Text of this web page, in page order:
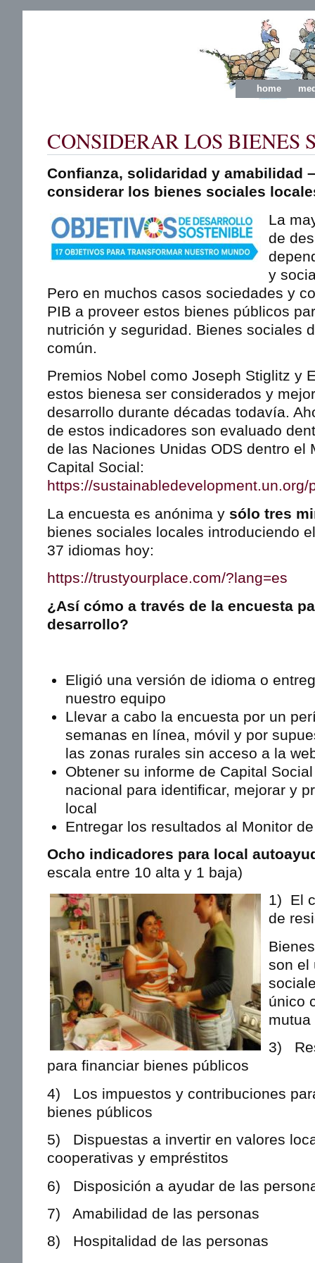
home
CONSIDERAR LOS BIENES
Confianza, solidaridad y amabilidad
considerar los bienes sociales
La
de
y
Pero en muchos casos sociedades y
PIB a proveer estos bienes públicos
nutrición y seguridad. Bienes sociales
común.
Premios Nobel como Joseph Stiglitz y
estos bienesa ser considerados y
desarrollo durante décadas todavía.
de estos indicadores son evaluado
de las Naciones Unidas ODS dentro el
Capital Social:
https://sustainabledevelopment.un.org/
La encuesta es anónima y sólo tres
bienes sociales locales introduciendo
37 idiomas hoy:
https://trustyourplace.com/?lang=es
¿Así cómo a través de la encuesta
desarrollo?
Eligió una versión de idioma o
nuestro equipo
Llevar a cabo la encuesta por un
semanas en línea, móvil y por
las zonas rurales sin acceso a la
Obtener su informe de Capital
nacional para identificar, mejorar y
local
Entregar los resultados al Monitor
Ocho indicadores para local
escala entre 10 alta y 1 baja)
1) El
de
son el
único
mutua
3)
para financiar bienes públicos
4) Los impuestos y contribuciones
bienes públicos
5) Dispuestas a invertir en valores
cooperativas y empréstitos
6) Disposición a ayudar de las
7) Amabilidad de las personas
8) Hospitalidad de las personas